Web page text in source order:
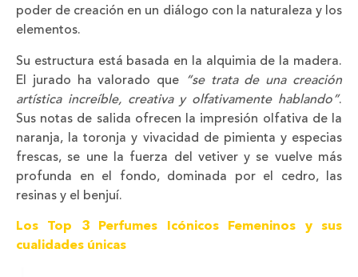
poder de creación en un diálogo con la naturaleza y los
elementos.
Su estructura está basada en la alquimia de la madera.
El jurado ha valorado que
“se trata de una creación
artística increíble, creativa y olfativamente hablando”.
Sus notas de salida ofrecen la impresión olfativa de la
naranja, la toronja y vivacidad de pimienta y especias
frescas, se une la fuerza del vetiver y se vuelve más
profunda en el fondo, dominada por el cedro, las
resinas y el benjuí.
Los Top 3 Perfumes Icónicos Femeninos y sus
cualidades únicas